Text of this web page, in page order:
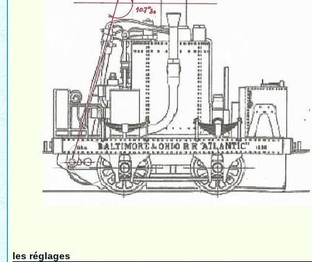
les réglages